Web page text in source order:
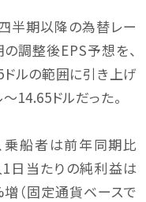
半期以降の為替レー
調整後EPS予想を、
ルの範囲に引き上げ
14.65ドルだった。
乗船者は前年同期比
日当たりの純利益は
（固定通貨ベースで